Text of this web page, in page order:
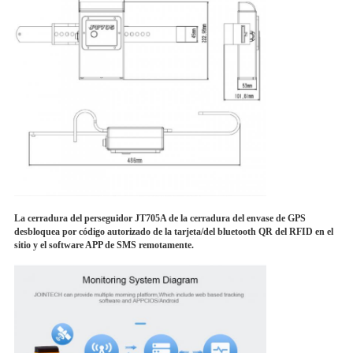
La cerradura del perseguidor JT705A de la cerradura del envase de GPS
desbloquea por código autorizado de la tarjeta/del bluetooth QR del RFID en el
sitio y el software APP de SMS remotamente.